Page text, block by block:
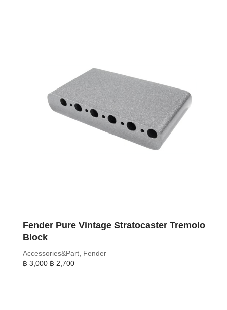
Fender Pure Vintage Stratocaster Tremolo
Block
Accessories&Part, Fender
฿3,000 Original
฿ 2,700Current